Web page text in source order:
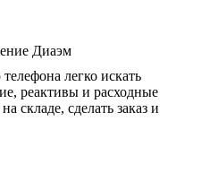
Диаэм
легко искать
реактивы и расходные
складе, сделать заказ и